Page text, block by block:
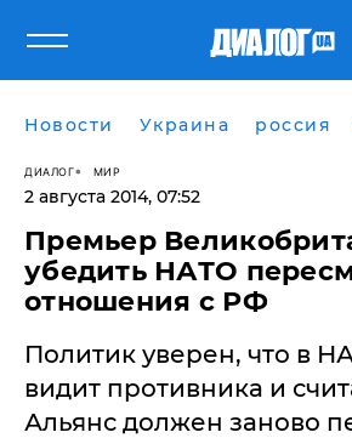
Новости Украина россия
ДИАЛОГ МИР
2 августа 2014, 07:52
​Премьер
убедить НАТО
отношения с РФ
Политик уверен, что в
видит противника и
Альянс должен заново